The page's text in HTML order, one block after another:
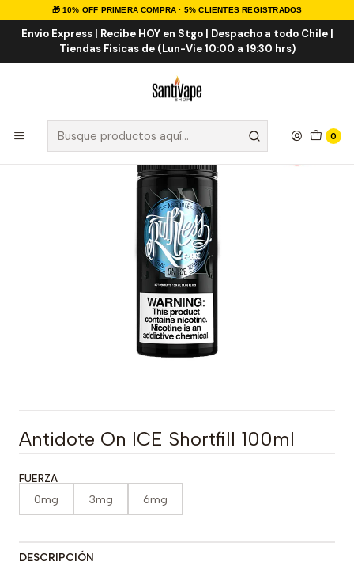
🎁 10% OFF PRIMERA COMPRA · 5% CLIENTES REGISTRADOS
Envio Express | Recibe HOY en Stgo | Despacho a todo Chile |
Tiendas Fisicas de (Lun-Vie 10:00 a 19:30 hrs)
0
Inicio E-LIQUID Frutal ICE
Antidote On ICE Shortfill 100ml
Antidote On ICE Shortfill 100ml
FUERZA
0mg 3mg 6mg
DESCRIPCIÓN